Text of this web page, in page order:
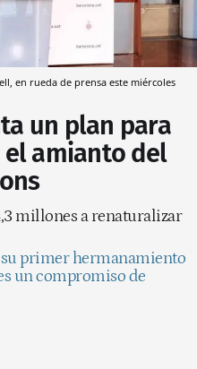
en rueda de prensa este miércoles
un plan para
amianto del
millones a renaturalizar
primer hermanamiento
un compromiso de